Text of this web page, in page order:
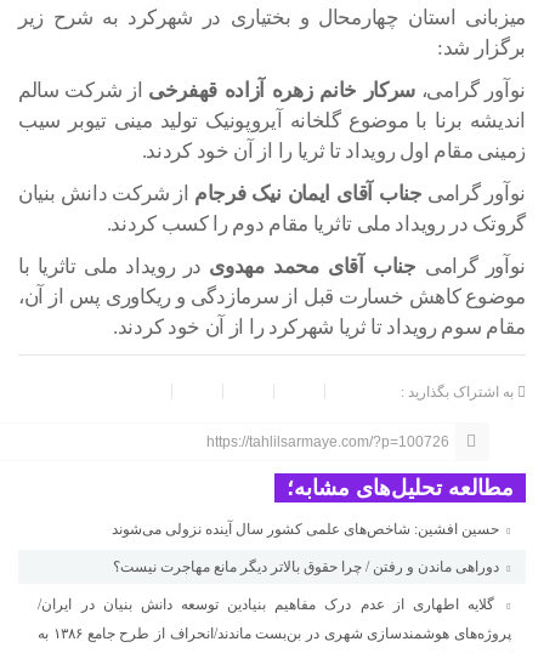
میزبانی استان چهارمحال و بختیاری در شهرکرد به شرح زیر
برگزار شد:
نوآور گرامی، سرکار خانم زهره آزاده قهفرخی از شرکت سالم
اندیشه برنا با موضوع گلخانه آیروپونیک تولید مینی تیوبر سیب
زمینی مقام اول رویداد تا ثریا را از آن خود کردند.
نوآور گرامی جناب آقای ایمان نیک فرجام از شرکت دانش بنیان
گروتک در رویداد ملی تاثریا مقام دوم را کسب کردند.
نوآور گرامی جناب آقای محمد مهدوی در رویداد ملی تاثریا با
موضوع کاهش خسارت قبل از سرمازدگی و ریکاوری پس از آن،
مقام سوم رویداد تا ثریا شهرکرد را از آن خود کردند.
به اشتراک بگذارید :
https://tahlilsarmaye.com/?p=100726
مطالعه تحلیل‌های مشابه؛
حسین افشین: شاخص‌های علمی کشور سال آینده نزولی می‌شوند
دوراهی ماندن و رفتن / چرا حقوق بالاتر دیگر مانع مهاجرت نیست؟
گلایه اطهاری از عدم درک مفاهیم بنیادین توسعه دانش بنیان در ایران/
پروژه‌های هوشمندسازی شهری در بن‌بست ماندند/انحراف از طرح جامع ۱۳۸۶ به